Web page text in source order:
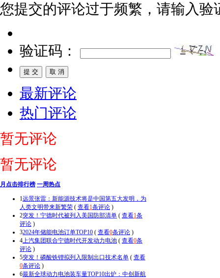
您提交的评论过于频繁，请输入验
验证码：
最新评论
热门评论
暂无评论
暂无评论
月点击排行榜 一周热点
1远景张雷：新能源技术将是中国第五大发明，为
人类文明带来新繁荣 ( 查看1条评论 )
2突发！宁德时代被列入美国防部清单 ( 查看1条
评论 )
32024年储能电池订单TOP10 ( 查看0条评论 )
4上汽集团联合宁德时代开发动力电池 ( 查看0条
评论 )
5突发！磷酸铁锂拟列入限制出口技术名单 ( 查看
0条评论 )
6最新全球动力电池装车量TOP10出炉：中创新航